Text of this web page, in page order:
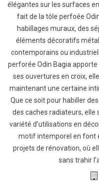
élégantes sur les surfaces
fait de la tôle perfoée
habillages muraux, des
éléments décoratifs
contemporains ou
perforée Odin Bagia
ses ouvertures en croix,
maintenant une certaine
Que ce soit pour habiller
des caches radiateurs, elle
variété d’utilisations en
motif intemporel en font
projets de rénovation, où
sans trahir